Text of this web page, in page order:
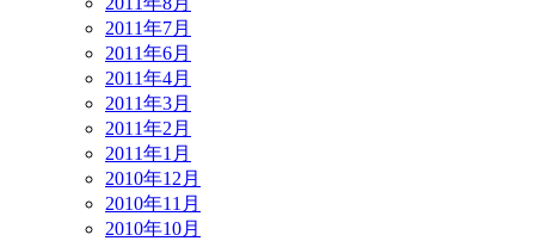
2011年7月
2011年6月
2011年4月
2011年3月
2011年2月
2011年1月
2010年12月
2010年11月
2010年10月